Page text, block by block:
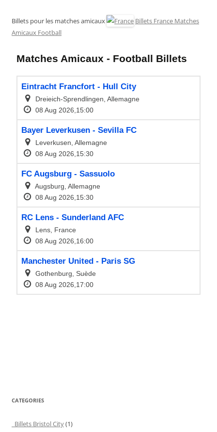
Billets pour les matches amicaux
Billets France Matches
Amicaux Football
CATEGORIES
Billets Bristol City(1)